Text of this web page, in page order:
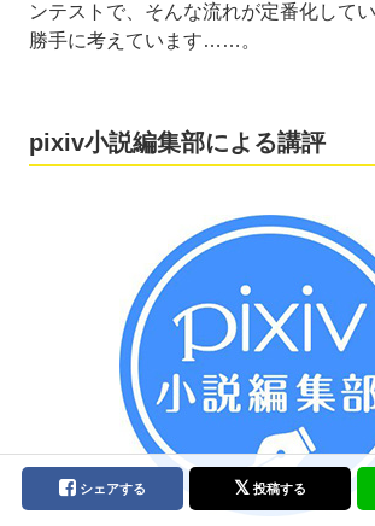
ンテストで、そんな流れが定番化して
勝手に考えています……。
pixiv小説編集部による講評
シェアする 投稿する